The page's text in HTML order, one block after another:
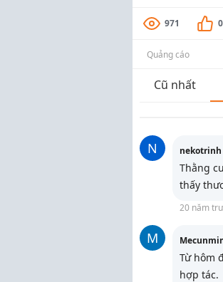
971 0
Quảng cáo
Cũ nhất
N nekotrinh
Thằng
thấy
20 năm
M
Từ hôm
hợp tác.